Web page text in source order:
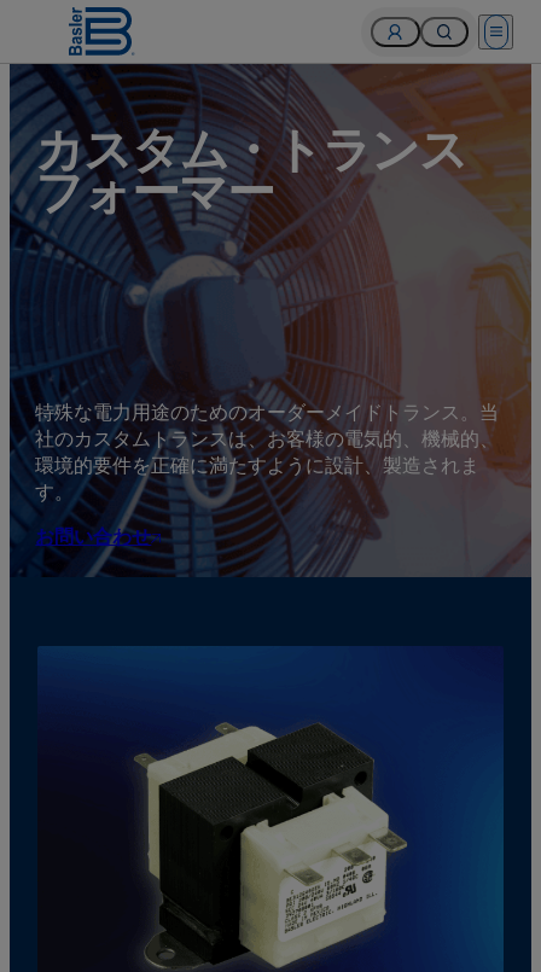
Open
カスタム・トランス
フォーマー
特殊な電力用途のためのオーダーメイドトランス。当
社のカスタムトランスは、お客様の電気的、機械的、
環境的要件を正確に満たすように設計、製造されま
す。
お問い合わせ